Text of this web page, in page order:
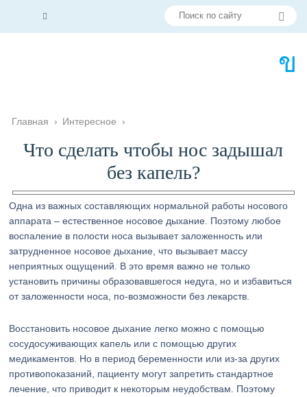
Главная › Интересное ›
Что сделать чтобы нос задышал
без капель?
Одна из важных составляющих нормальной работы носового
аппарата – естественное носовое дыхание. Поэтому любое
воспаление в полости носа вызывает заложенность или
затрудненное носовое дыхание, что вызывает массу
неприятных ощущений. В это время важно не только
установить причины образовавшегося недуга, но и избавиться
от заложенности носа, по-возможности без лекарств.
Восстановить носовое дыхание легко можно с помощью
сосудосуживающих капель или с помощью других
медикаментов. Но в период беременности или из-за других
противопоказаний, пациенту могут запретить стандартное
лечение, что приводит к некоторым неудобствам. Поэтому